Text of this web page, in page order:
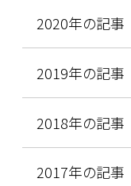
2020年の記事
2019年の記事
2018年の記事
2017年の記事